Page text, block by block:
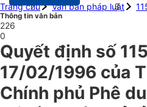
Trang chủ
Văn bản pháp luật
Thông tin văn bản
226
0
Quyết định số
17/02/1996 của
Chính phủ Phê